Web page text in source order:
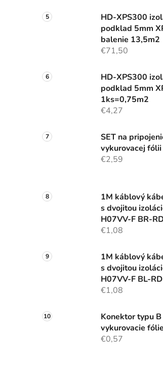
HD-XPS300
podklad 5mm
balenie 13,5m2
€71,50
HD-XPS300
podklad 5mm
1ks=0,75m2
€4,27
SET na
vykurovacej fólii
€2,59
1M káblový
s dvojitou
H07VV-F BR-
€1,08
1M káblový
s dvojitou
H07VV-F BL-RD
€1,08
Konektor typu
vykurovacie
€0,57